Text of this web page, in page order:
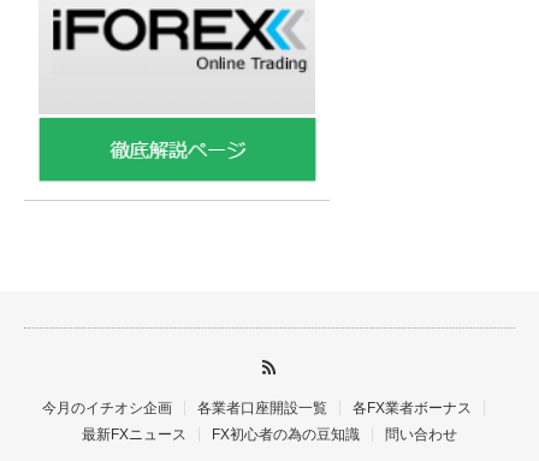
今月のイチオシ企画 各業者口座開設一覧
各FX業者ボーナス
最新FXニュース
FX初心者の為の豆知識 問い合わせ